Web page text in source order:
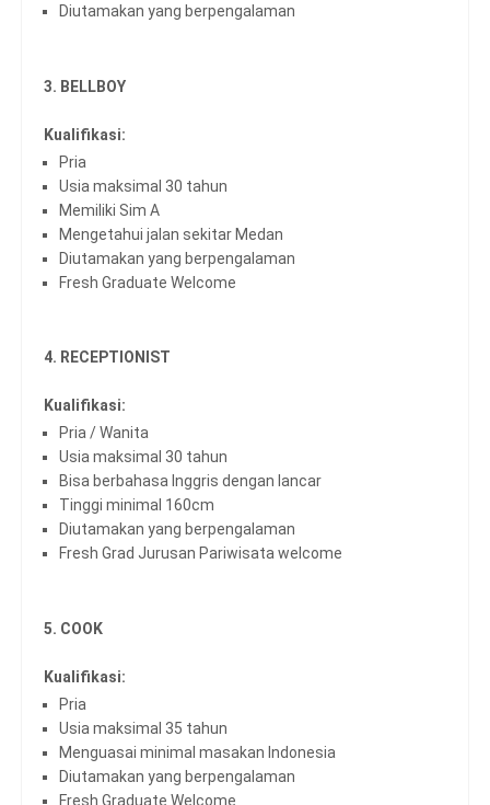
Diutamakan yang berpengalaman
3. BELLBOY
Kualifikasi:
Pria
Usia maksimal 30 tahun
Memiliki Sim A
Mengetahui jalan sekitar Medan
Diutamakan yang berpengalaman
Fresh Graduate Welcome
4. RECEPTIONIST
Kualifikasi:
Pria / Wanita
Usia maksimal 30 tahun
Bisa berbahasa Inggris dengan lancar
Tinggi minimal 160cm
Diutamakan yang berpengalaman
Fresh Grad Jurusan Pariwisata welcome
5. COOK
Kualifikasi:
Pria
Usia maksimal 35 tahun
Menguasai minimal masakan Indonesia
Diutamakan yang berpengalaman
Fresh Graduate Welcome